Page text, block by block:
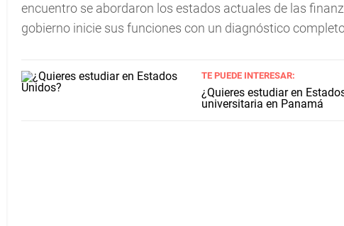
encuentro se abordaron los estados actuales de las
gobierno inicie sus funciones con un diagnóstico
TE PUEDE INTERESAR:
¿Quieres estudiar en
universitaria en Panamá